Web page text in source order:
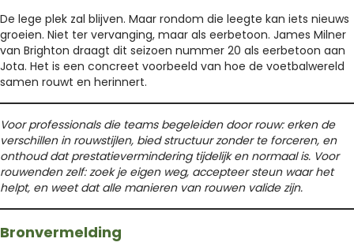
De lege plek zal blijven. Maar rondom die leegte kan iets nieuws
groeien. Niet ter vervanging, maar als eerbetoon. James Milner
van Brighton draagt dit seizoen nummer 20 als eerbetoon aan
Jota. Het is een concreet voorbeeld van hoe de voetbalwereld
samen rouwt en herinnert.
Voor professionals die teams begeleiden door rouw: erken de
verschillen in rouwstijlen, bied structuur zonder te forceren, en
onthoud dat prestatievermindering tijdelijk en normaal is. Voor
rouwenden zelf: zoek je eigen weg, accepteer steun waar het
helpt, en weet dat alle manieren van rouwen valide zijn.
Bronvermelding